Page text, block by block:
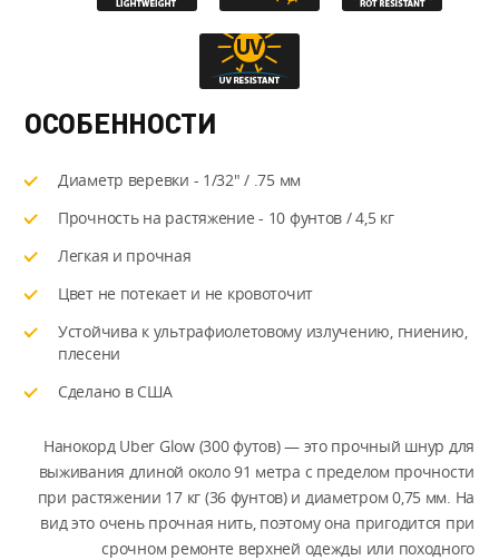
ОСОБЕННОСТИ
Диаметр веревки - 1/32" / .75 мм
Прочность на растяжение - 10 фунтов / 4,5 кг
Легкая и прочная
Цвет не потекает и не кровоточит
Устойчива к ультрафиолетовому излучению, гниению,
плесени
Сделано в США
Нанокорд Uber Glow (300 футов) — это прочный шнур для
выживания длиной около 91 метра с пределом прочности
при растяжении 17 кг (36 фунтов) и диаметром 0,75 мм. На
вид это очень прочная нить, поэтому она пригодится при
срочном ремонте верхней одежды или походного